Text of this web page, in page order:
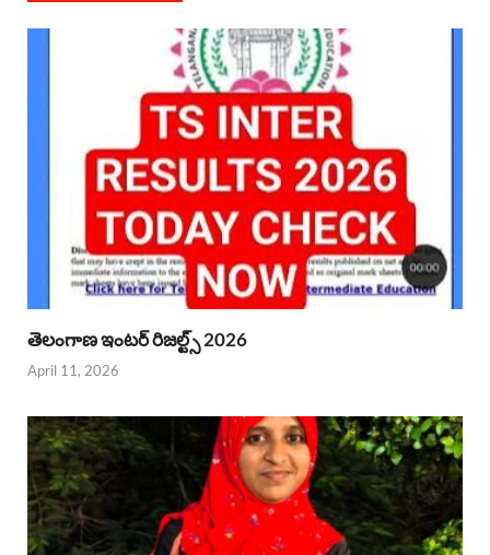
తెలంగాణ ఇంటర్ రిజల్ట్స్ 2026
April 11, 2026